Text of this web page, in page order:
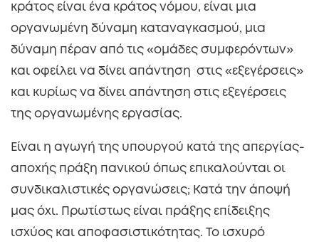
κράτος είναι ένα κράτος νόμου, είναι μια
οργανωμένη δύναμη καταναγκασμού, μια
δύναμη πέραν από τις «ομάδες συμφερόντων»
και οφείλει να δίνει απάντηση στις «εξεγέρσεις»
και κυρίως να δίνει απάντηση στις εξεγέρσεις
της οργανωμένης εργασίας.
Είναι η αγωγή της υπουργού κατά της απεργίας-
αποχής πράξη πανικού όπως επικαλούνται οι
συνδικαλιστικές οργανώσεις; Κατά την άποψή
μας όχι. Πρωτίστως είναι πράξης επίδειξης
ισχύος και αποφασιστικότητας. Το ισχυρό